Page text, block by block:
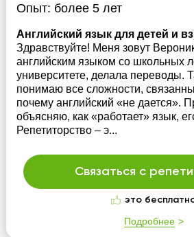
Опыт: более 5 лет
Английский язык для детей и
Здравствуйте! Меня зовут
английским языком со школьных
университете, делала переводы.
понимаю все сложности,
почему английский «не дается».
объясняю, как «работает» язык,
Репетиторство – э...
Связаться с
это
Подробнее